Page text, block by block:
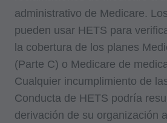
administrativo de Medicare.
pueden usar HETS para
la cobertura de los planes
(Parte C) o Medicare de
Cualquier incumplimiento de
Conducta de HETS podría
derivación de su organización